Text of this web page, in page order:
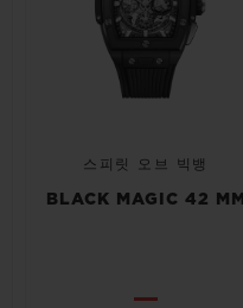
스피릿 오브 빅뱅
BLACK MAGIC 42 MM